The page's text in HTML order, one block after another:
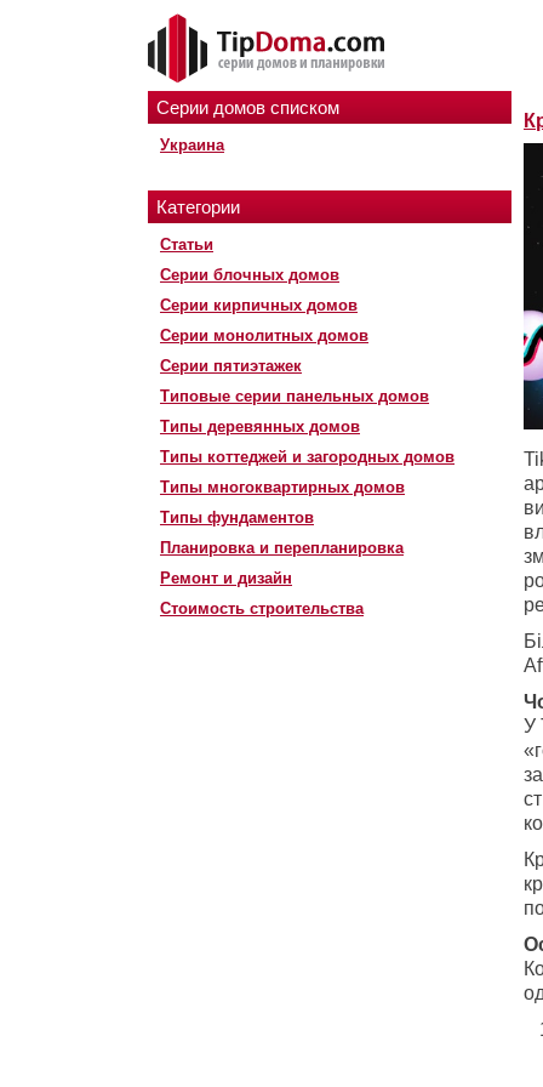
Серии домов списком
Украина
Категории
Статьи
Серии блочных домов
Серии кирпичных домов
Серии монолитных домов
Серии пятиэтажек
Типовые серии панельных домов
Типы деревянных домов
Типы коттеджей и загородных домов
Типы многоквартирных домов
Типы фундаментов
Планировка и перепланировка
Ремонт и дизайн
Стоимость строительства
У